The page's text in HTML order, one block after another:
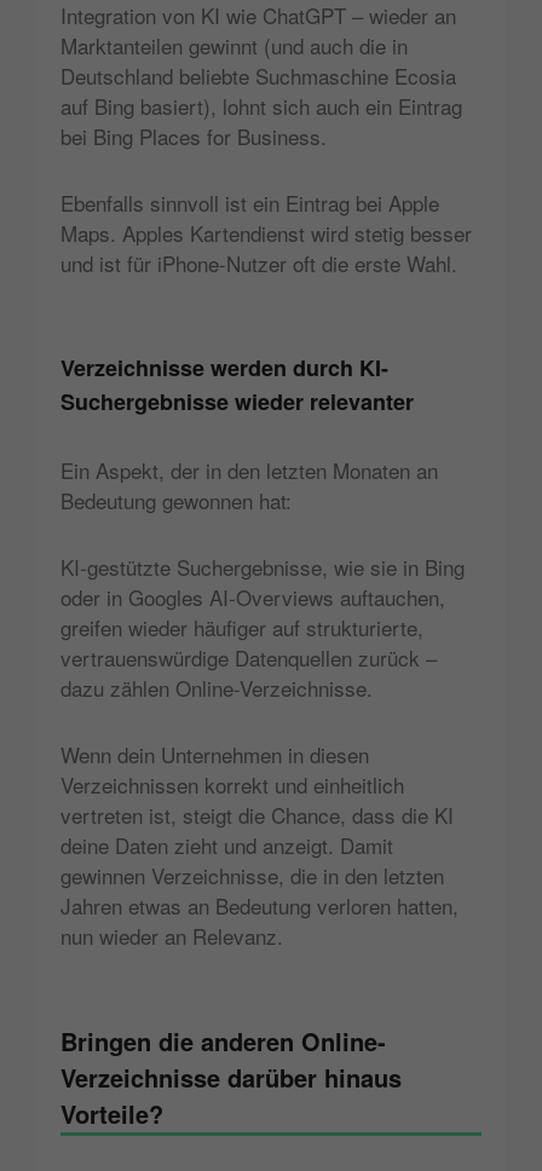
Integration von KI wie ChatGPT – wieder an
Marktanteilen gewinnt (und auch die in
Deutschland beliebte Suchmaschine Ecosia
auf Bing basiert), lohnt sich auch ein Eintrag
bei Bing Places for Business.
Ebenfalls sinnvoll ist ein Eintrag bei Apple
Maps. Apples Kartendienst wird stetig besser
und ist für iPhone-Nutzer oft die erste Wahl.
Verzeichnisse werden durch KI-
Suchergebnisse wieder relevanter
Ein Aspekt, der in den letzten Monaten an
Bedeutung gewonnen hat:
KI-gestützte Suchergebnisse, wie sie in Bing
oder in Googles AI-Overviews auftauchen,
greifen wieder häufiger auf strukturierte,
vertrauenswürdige Datenquellen zurück –
dazu zählen Online-Verzeichnisse.
Wenn dein Unternehmen in diesen
Verzeichnissen korrekt und einheitlich
vertreten ist, steigt die Chance, dass die KI
deine Daten zieht und anzeigt. Damit
gewinnen Verzeichnisse, die in den letzten
Jahren etwas an Bedeutung verloren hatten,
nun wieder an Relevanz.
Bringen die anderen Online-
Verzeichnisse darüber hinaus
Vorteile?